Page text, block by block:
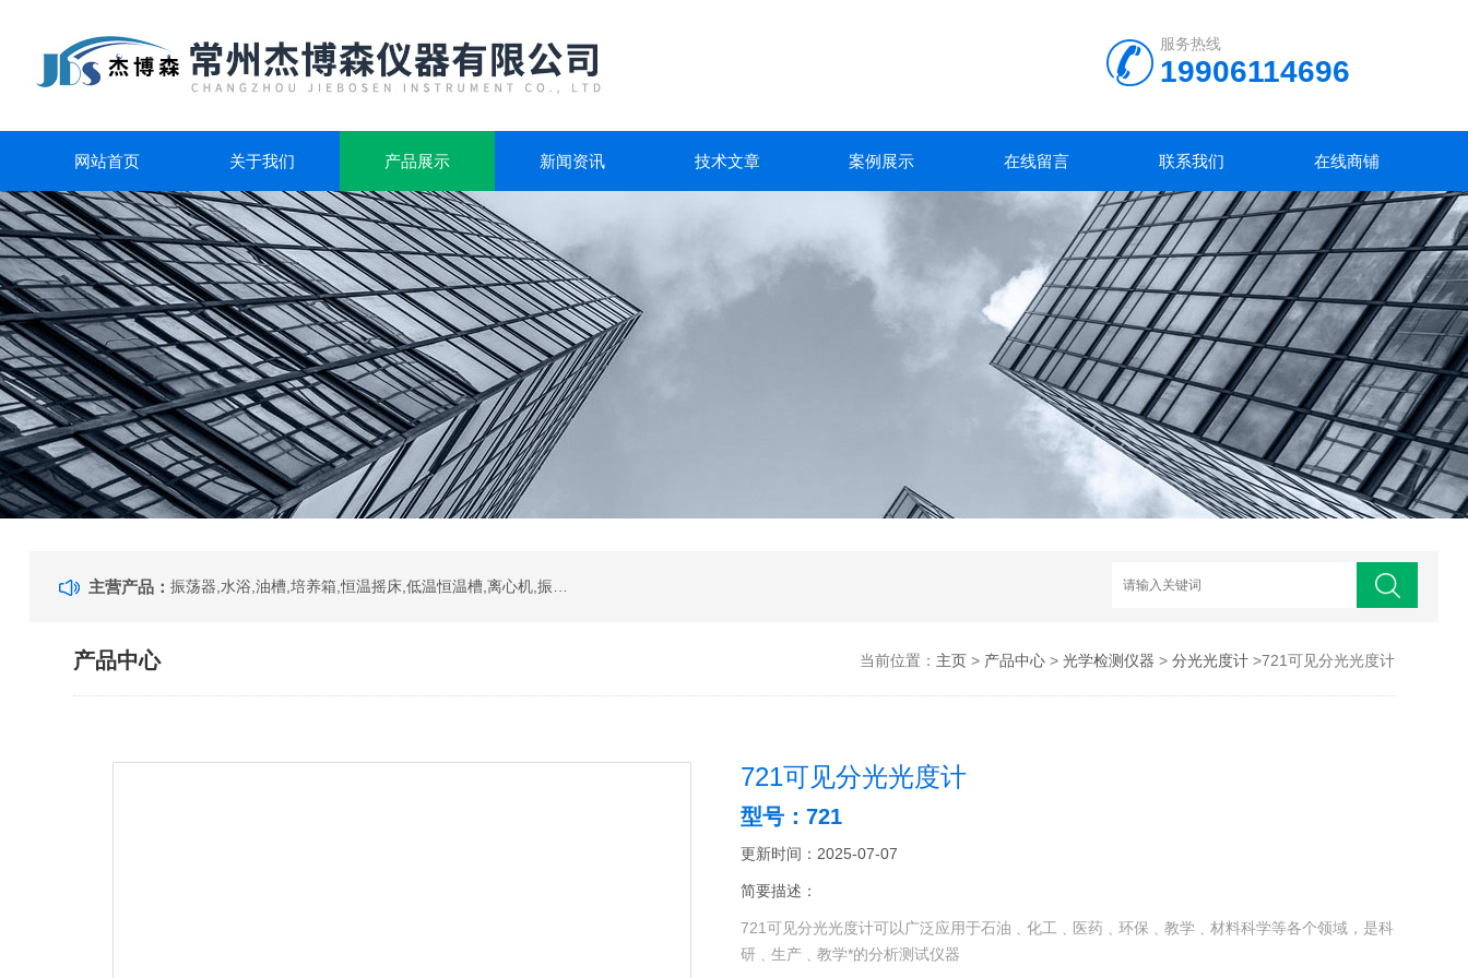
服务热线
19906114696
网站首页 关于我们 产品展示 新闻资讯 技术文章 案例展示 在线留言 联系我们 在线商铺
主营产品：
产品中心 当前位置： 主页> 产品中心> 光学检测仪器 > 分光光度计>721可见分光光度计
721可见分光光度计
型号：721
更新时间：2025-07-07
简要描述：
721可见分光光度计可以广泛应用于石油﹑化工﹑医药﹑环保﹑教学﹑材料科学等各个领域，是科
研﹑生产﹑教学*的分析测试仪器